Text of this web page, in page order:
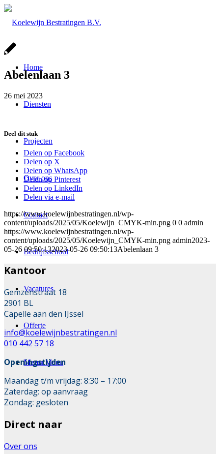
Home
Diensten
Projecten
Over ons
Contact
Bedrijfsschool
Vacatures
Offerte
Menu Menu
Abelenlaan 3
26 mei 2023
Deel dit stuk
Delen op Facebook
Delen op X
Delen op WhatsApp
Delen op Pinterest
Delen op LinkedIn
Delen via e-mail
https://www.koelewijnbestratingen.nl/wp-
content/uploads/2025/05/Koelewijn_CMYK-min.png 0 0 admin
https://www.koelewijnbestratingen.nl/wp-
content/uploads/2025/05/Koelewijn_CMYK-min.png admin2023-
05-26 09:50:132023-05-26 09:50:13Abelenlaan 3
Kantoor
Gemzenstraat 18
2901 BL
Capelle aan den IJssel
info@koelewijnbestratingen.nl
010 442 57 18
Openingstijden
Maandag t/m vrijdag: 8:30 – 17:00
Zaterdag: op aanvraag
Zondag: gesloten
Direct naar
Over ons